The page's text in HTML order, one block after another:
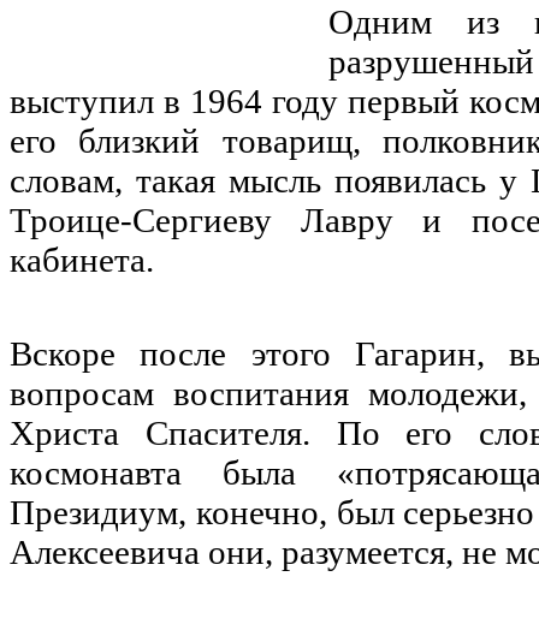
Одним из
выступил в 1964 году первый
его близкий товарищ,
словам, такая мысль появилась
Троице-Сергиеву Лавру и
кабинета.
Вскоре после этого Гагарин,
вопросам воспитания
Христа Спасителя. По его
космонавта была
Президиум, конечно, был
Алексеевича они, разумеется, не